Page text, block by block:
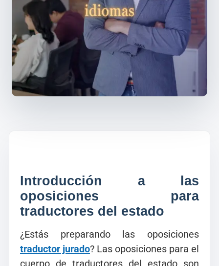
Introducción a las
oposiciones para
traductores del estado
¿Estás preparando las oposiciones
traductor jurado? Las oposiciones para el
cuerpo de traductores del estado son